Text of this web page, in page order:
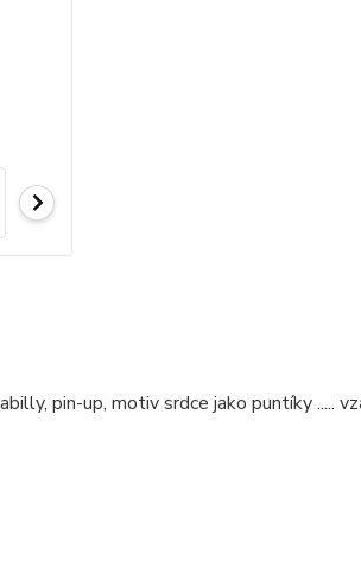
pin-up, motiv srdce jako puntíky .....